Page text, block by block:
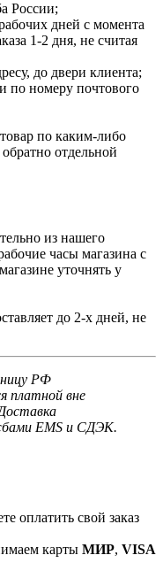
России;
дней с момента
1-2 дня, не считая
до двери клиента;
по номеру почтового
по каким-либо
отдельной
из нашего
часы магазина с
уточнять у
до 2-х дней, не
РФ
платной вне
EMS и СДЭК.
оплатить свой заказ
карты МИР, VISA